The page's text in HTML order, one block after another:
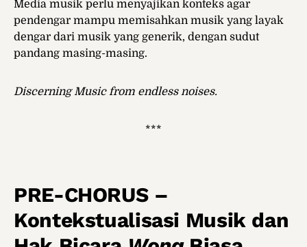
Media musik perlu menyajikan konteks agar
pendengar mampu memisahkan musik yang layak
dengar dari musik yang generik, dengan sudut
pandang masing-masing.
Discerning Music from endless noises.
***
PRE-CHORUS –
Kontekstualisasi Musik dan